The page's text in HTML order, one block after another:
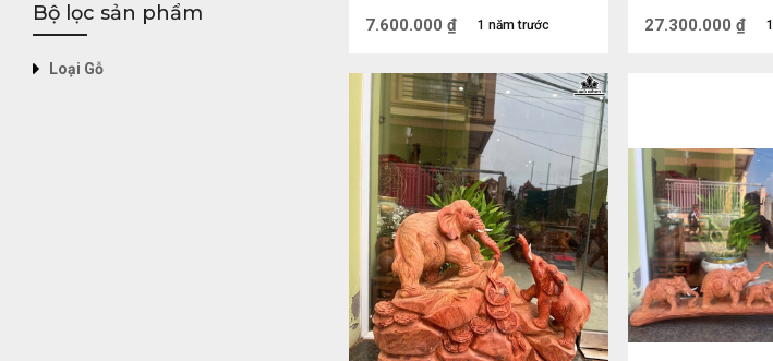
Bộ lọc sản phẩm
Loại Gỗ
Bên cạnh đó, tượng voi được biết đến với ý
nghĩa này xuất phát từ việc sức mạnh của
ra, tượng voi Phong Thủy còn được sử
1 năm trước
7.600.000 ₫ 27.300.000 ₫